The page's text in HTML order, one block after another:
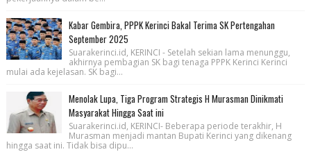
Kabar Gembira, PPPK Kerinci Bakal Terima SK Pertengahan
September 2025
Suarakerinci.id, KERINCI - Setelah sekian lama menunggu,
akhirnya pembagian SK bagi tenaga PPPK Kerinci Kerinci
mulai ada kejelasan. SK bagi...
Menolak Lupa, Tiga Program Strategis H Murasman Dinikmati
Masyarakat Hingga Saat ini
Suarakerinci.id, KERINCI- Beberapa periode terakhir, H
Murasman menjadi mantan Bupati Kerinci yang dikenang
hingga saat ini. Tidak bisa dipu...